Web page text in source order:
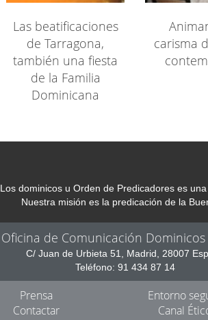
Las beatificaciones
de Tarragona,
también una fiesta
de la Familia
Dominicana
carisma
Los dominicos u Orden de Predicadores es
Nuestra misión es la predicación de la
Oficina de Comunicación Dominicos
C/ Juan de Urbieta 51, Madrid, 28007
Teléfono: 91 434 87 14
Prensa
Contactar
Entorno
Canal